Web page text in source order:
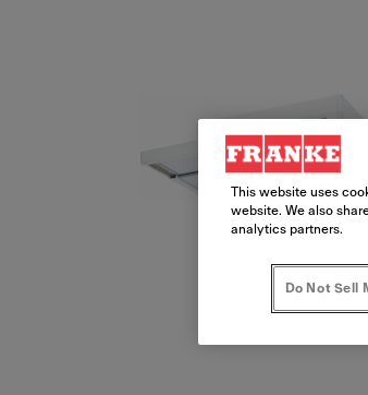
This website uses
website. We also
analytics partners.
Do Not Sell